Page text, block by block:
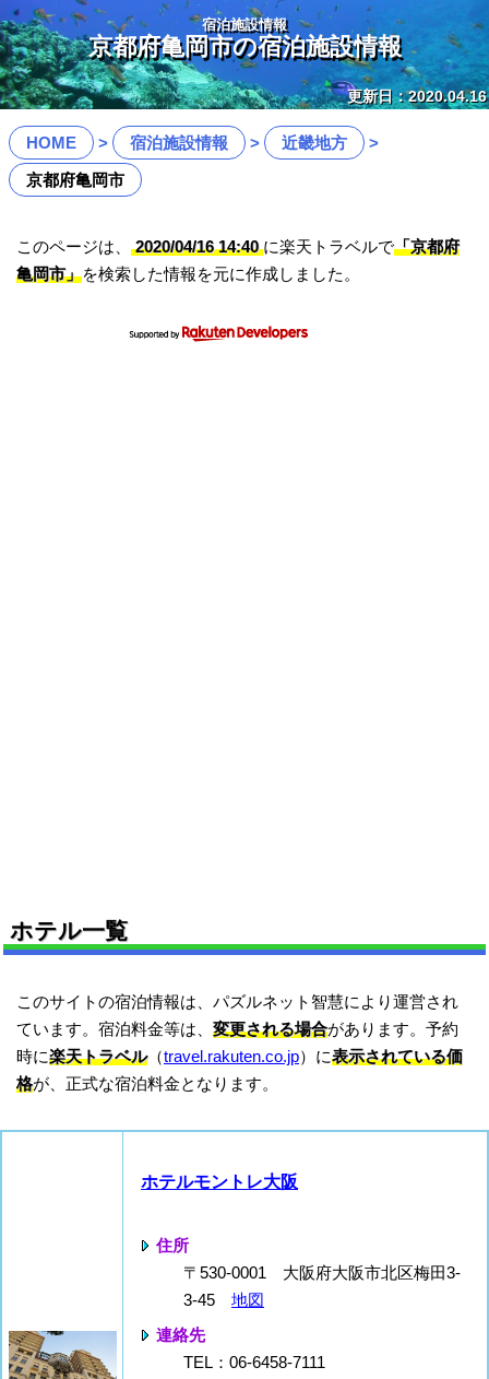
宿泊施設情報
京都府亀岡市の宿泊施設情報
更新日：2020.04.16
HOME 宿泊施設情報
近畿地方
京都府亀岡市
このページは、 2020/04/16 14:40に楽天トラベルで「京都府
亀岡市」を検索した情報を元に作成しました。
ホテル一覧
このサイトの宿泊情報は、パズルネット智慧により運営され
ています。宿泊料金等は、 変更される場合があります。予約
時に楽天トラベル（travel.rakuten.co.jp）に表示されている価
格が、正式な宿泊料金となります。
ホテルモントレ大阪
住所
〒530-0001 大阪府大阪市北区梅田3-
3-45 地図
連絡先
TEL：06-6458-7111